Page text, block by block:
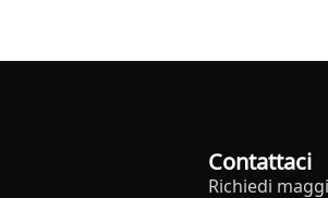
Contattaci
Richiedi